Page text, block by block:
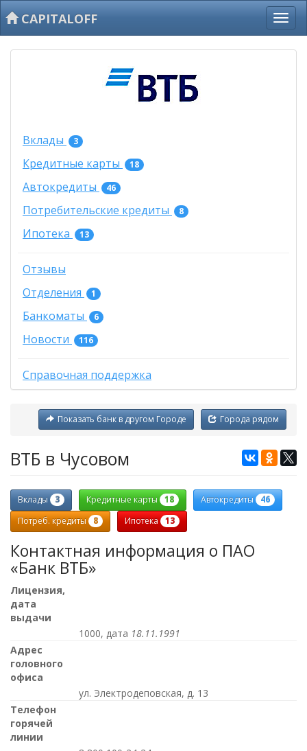
CAPITALOFF
Вклады 3
Кредитные карты 18
Автокредиты 46
Потребительские кредиты 8
Ипотека 13
Отзывы
Отделения
1
Банкоматы 6
Новости 116
Справочная поддержка
Города рядом
Показать банк в другом Городе
ВТБ в Чусовом
Вклады 3 Кредитные карты 18 Автокредиты 46
Потреб. кредиты 8 Ипотека 13
Контактная информация о ПАО
«Банк ВТБ»
Лицензия,
дата
выдачи
1000, дата 18.11.1991
Адрес
головного
офиса
ул. Электродеповская, д. 13
Телефон
горячей
линии